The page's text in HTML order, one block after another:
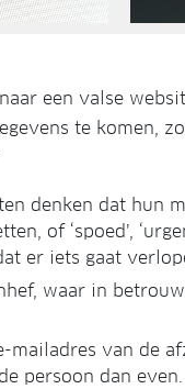
een valse
te komen,
denken dat hun
of ‘spoed’,
er iets gaat
waar in
mailadres van de
persoon dan